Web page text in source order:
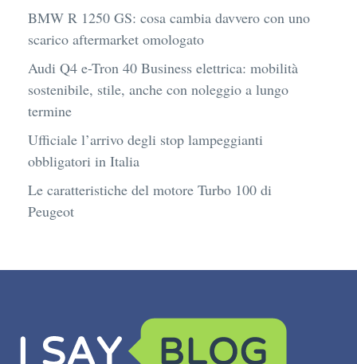
BMW R 1250 GS: cosa cambia davvero con uno
scarico aftermarket omologato
Audi Q4 e-Tron 40 Business elettrica: mobilità
sostenibile, stile, anche con noleggio a lungo
termine
Ufficiale l’arrivo degli stop lampeggianti
obbligatori in Italia
Le caratteristiche del motore Turbo 100 di
Peugeot